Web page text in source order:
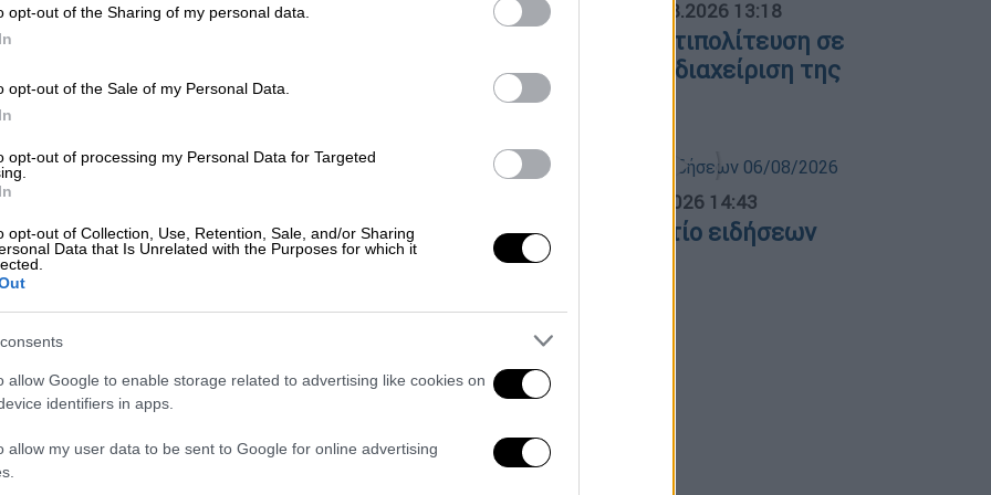
opt-out of the Sharing of my personal data.
opt-out of the Sale of my Personal Data.
opt-out of processing my Personal Data for Targeted
opt-out of Collection, Use, Retention, Sale, and/or Sharing
Data that Is Unrelated with the Purposes for which it
allow Google to enable storage related to advertising like cookies on
identifiers in apps.
allow my user data to be sent to Google for online advertising
στην Αθήνα: Ποιες περιοχές
πρώτοι καινούριοι συρμοί
επόμενο ΕΣΠΑ, χωρίς ωστόσο μέχρι
τώρα να υπάρχει κάποια
υπουργείο
ΑΠΟΣΠΑΣΜΑΤΑ... 06.08.2026 13:18
Κυβέρνηση και αντιπολίτευση σε
σύγκρουση για τη διαχείριση της
πυρκαγιάς
06.08.2026 14:43
Μεσημεριανό δελτίο ειδήσεων
06/08/2026